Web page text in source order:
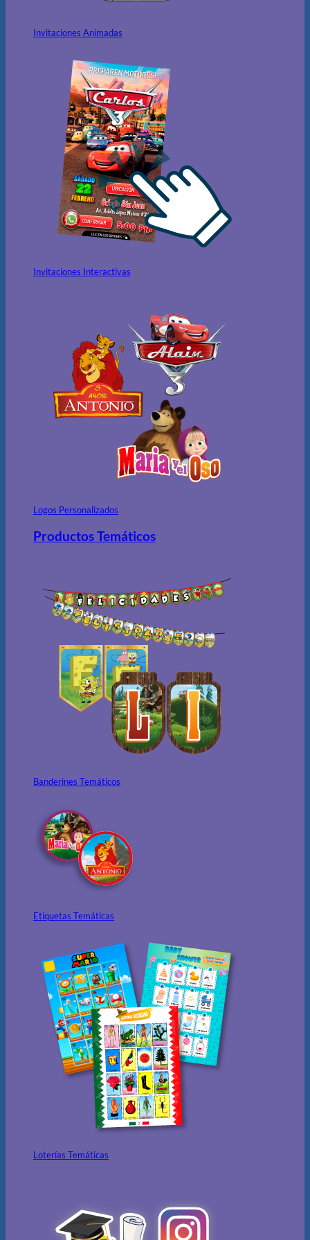
Invitaciones Animadas
Invitaciones Interactivas
Logos Personalizados
Productos Temáticos
Banderines Temáticos
Etiquetas Temáticas
Loterías Temáticas